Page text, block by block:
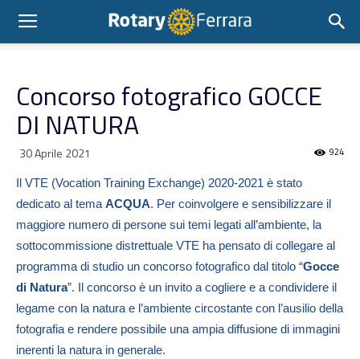
Concorso fotografico GOCCE
DI NATURA
30 Aprile 2021 924
Il VTE (Vocation Training Exchange) 2020-2021 è stato
dedicato al tema ACQUA. Per coinvolgere e sensibilizzare il
maggiore numero di persone sui temi legati all’ambiente, la
sottocommissione distrettuale VTE ha pensato di collegare al
programma di studio un concorso fotografico dal titolo “Gocce
di Natura”. Il concorso è un invito a cogliere e a condividere il
legame con la natura e l’ambiente circostante con l’ausilio della
fotografia e rendere possibile una ampia diffusione di immagini
inerenti la natura in generale.